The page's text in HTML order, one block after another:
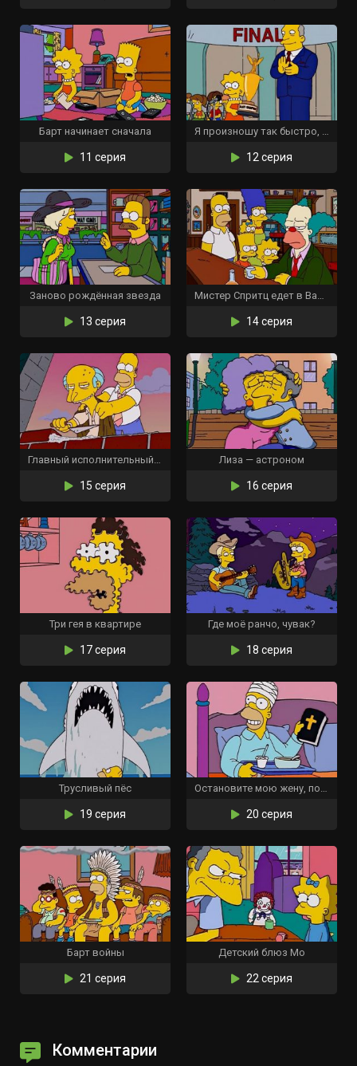
Барт начинает сначала
11 серия
Я произношу так быстро, как могу
12 серия
Заново рождённая звезда
13 серия
Мистер Спритц едет в Вашингтон
14 серия
Главный исполнительный д’оуректор
15 серия
Лиза — астроном
16 серия
Три гея в квартире
17 серия
Где моё ранчо, чувак?
18 серия
Трусливый пёс
19 серия
Остановите мою жену, пожалуйста
20 серия
Барт войны
21 серия
Детский блюз Мо
22 серия
Комментарии